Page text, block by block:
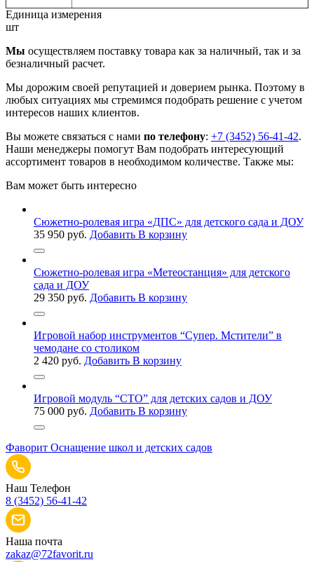
Единица измерения
шт
Мы осуществляем поставку товара как за наличный, так и за
безналичный расчет.
Мы дорожим своей репутацией и доверием рынка. Поэтому в
любых ситуациях мы стремимся подобрать решение с учетом
интересов наших клиентов.
Вы можете связаться с нами по телефону: +7 (3452) 56-41-42.
Наши менеджеры помогут Вам подобрать интересующий
ассортимент товаров в необходимом количестве. Также мы:
Вам может быть интересно
Сюжетно-ролевая игра «ДПС» для детского сада и ДОУ
35 950 руб. Добавить В корзину
Сюжетно-ролевая игра «Метеостанция» для детского
сада и ДОУ
29 350 руб. Добавить В корзину
Игровой набор инструментов “Супер. Мстители” в
чемодане со столиком
2 420 руб. Добавить В корзину
Игровой модуль “СТО” для детских садов и ДОУ
75 000 руб. Добавить В корзину
Фаворит Оснащение школ и детских садов
Наш Телефон
8 (3452) 56-41-42
Наша почта
zakaz@72favorit.ru